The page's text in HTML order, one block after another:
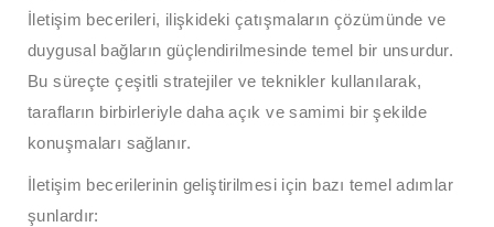
İletişim becerileri, ilişkideki çatışmaların çözümünde ve
duygusal bağların güçlendirilmesinde temel bir unsurdur.
Bu süreçte çeşitli stratejiler ve teknikler kullanılarak,
tarafların birbirleriyle daha açık ve samimi bir şekilde
konuşmaları sağlanır.
İletişim becerilerinin geliştirilmesi için bazı temel adımlar
şunlardır: